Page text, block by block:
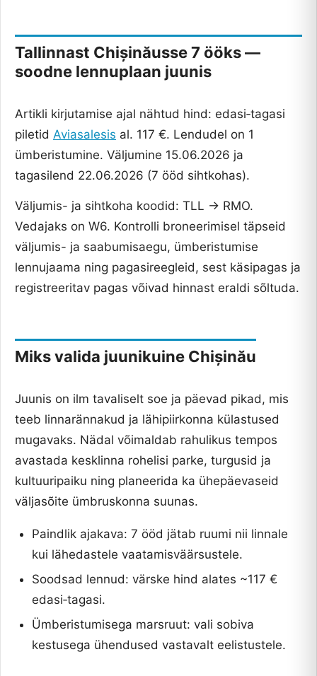
Tallinnast Chișinăusse 7 ööks —
soodne lennuplaan juunis
Artikli kirjutamise ajal nähtud hind: edasi‑tagasi
piletid Aviasalesis al. 117 €. Lendudel on 1
ümberistumine. Väljumine 15.06.2026 ja
tagasilend 22.06.2026 (7 ööd sihtkohas).
Väljumis- ja sihtkoha koodid: TLL → RMO.
Vedajaks on W6. Kontrolli broneerimisel täpseid
väljumis- ja saabumisaegu, ümberistumise
lennujaama ning pagasireegleid, sest käsipagas ja
registreeritav pagas võivad hinnast eraldi sõltuda.
Miks valida juunikuine Chișinău
Juunis on ilm tavaliselt soe ja päevad pikad, mis
teeb linnarännakud ja lähipiirkonna külastused
mugavaks. Nädal võimaldab rahulikus tempos
avastada kesklinna rohelisi parke, turgusid ja
kultuuripaiku ning planeerida ka ühepäevaseid
väljasõite ümbruskonna suunas.
Paindlik ajakava: 7 ööd jätab ruumi nii linnale
kui lähedastele vaatamisväärsustele.
Soodsad lennud: värske hind alates ~117 €
edasi‑tagasi.
Ümberistumisega marsruut: vali sobiva
kestusega ühendused vastavalt eelistustele.